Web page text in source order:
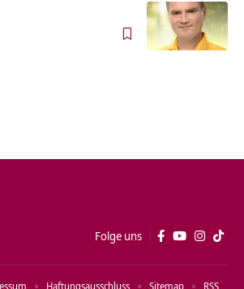
Folge uns
Haftungsausschluss Sitemap RSS